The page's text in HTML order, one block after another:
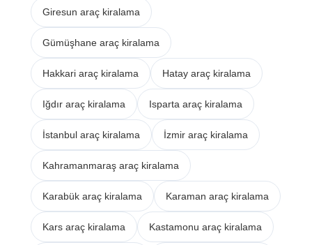
Giresun araç kiralama
Gümüşhane araç kiralama
Hakkari araç kiralama Hatay araç kiralama
Iğdır araç kiralama Isparta araç kiralama
İstanbul araç kiralama İzmir araç kiralama
Kahramanmaraş araç kiralama
Karabük araç kiralama Karaman araç kiralama
Kars araç kiralama Kastamonu araç kiralama